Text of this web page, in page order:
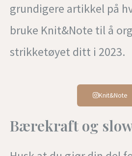
grundigere artikkel på
bruke Knit&Note til å
strikketøyet ditt i 2023.
Knit&Note
Bærekraft og